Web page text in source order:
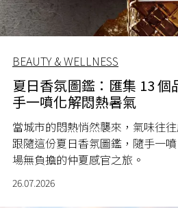
BEAUTY & WELLNESS
夏日香氛圖鑑：匯集 13
手一噴化解悶熱暑氣
當城市的悶熱悄然襲來，氣味往
跟隨這份夏日香氛圖鑑，隨手一
場無負擔的仲夏感官之旅。
26.07.2026